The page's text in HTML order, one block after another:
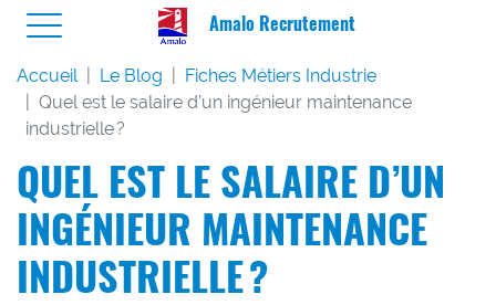
Amalo Recrutement
Accueil Le Blog
Fiches Métiers Industrie
Quel est le salaire d’un ingénieur maintenance
industrielle ?
QUEL EST LE SALAIRE D’UN
INGÉNIEUR MAINTENANCE
INDUSTRIELLE ?